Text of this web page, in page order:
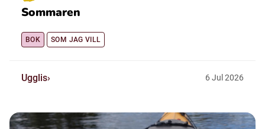
Sommaren
BOK SOM JAG VILL
Ugglis 6Jul2026